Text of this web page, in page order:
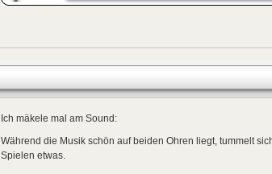
Ich mäkele mal am Sound:
Während die Musik schön auf beiden Ohren liegt, tummelt
Spielen etwas.